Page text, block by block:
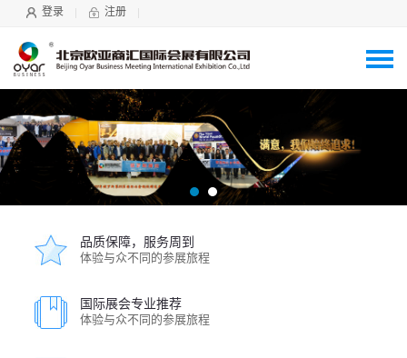
登录 注册
品质保障，服务周到
体验与众不同的参展旅程
国际展会专业推荐
体验与众不同的参展旅程